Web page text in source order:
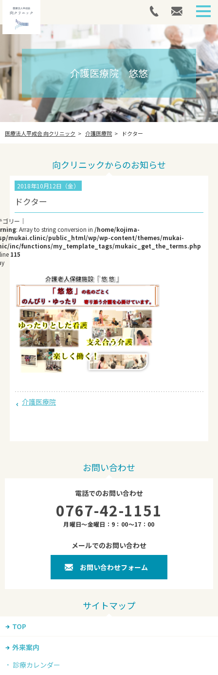
外来案内
介護医療院
アートメイク
採用情報
法人案内
お問い合わせ
介護医療院 悠悠
医療法人平成会 向クリニック 介護医療院 ドクター
向クリニックからのお知らせ
2018年10月12日（金）
ドクター
: Array to string conversion in /home/kojima-
mukai.clinic/public_html/wp/wp-content/themes/mukai-
inc/functions/my_template_tags/mukaic_get_the_terms.php
115
介護医療院
お問い合わせ
電話でのお問い合わせ
0767-42-1151
月曜日～金曜日：9：00～17：00
メールでのお問い合わせ
お問い合わせフォーム
TOP
外来案内
診療カレンダー